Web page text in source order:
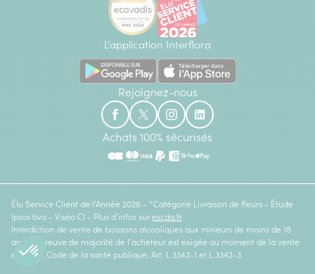
L'application Interflora
Rejoignez-nous
Achats 100% sécurisés
Élu Service Client de l'Année 2026 - *Catégorie Livraison de fleurs - Étude
Ipsos bva - Viséo CI - Plus d'infos sur escda.fr
Interdiction de vente de boissons alcooliques aux mineurs de moins de 18
ans. La preuve de majorité de l'acheteur est exigée au moment de la vente
en ligne. Code de la santé publique, Art. L.3342-1 et L.3342-3